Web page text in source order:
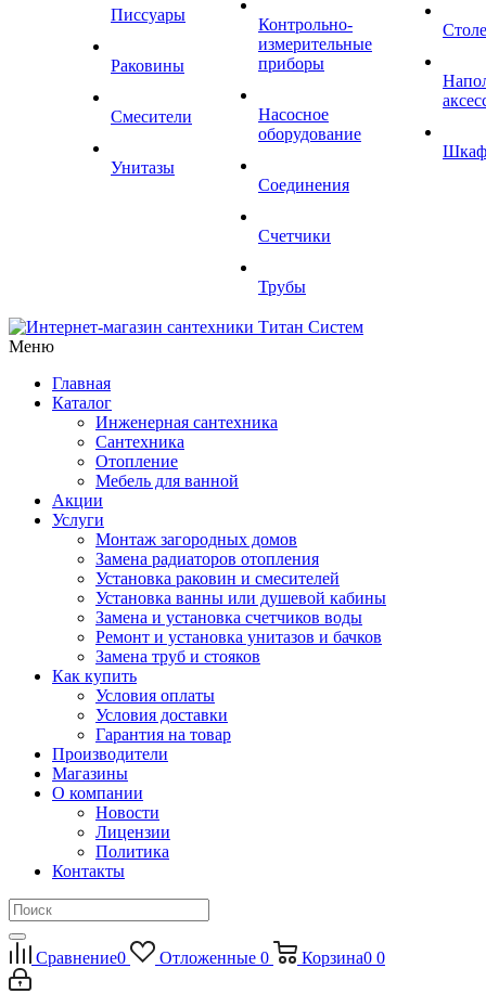
Писсуары
Раковины
Смесители
Унитазы
Контрольно-
измерительные
приборы
Насосное
оборудование
Соединения
Счетчики
Трубы
Меню
Главная
Каталог
Инженерная сантехника
Сантехника
Отопление
Мебель для ванной
Акции
Услуги
Монтаж загородных домов
Замена радиаторов отопления
Установка раковин и смесителей
Установка ванны или душевой кабины
Замена и установка счетчиков воды
Ремонт и установка унитазов и бачков
Замена труб и стояков
Как купить
Условия оплаты
Условия доставки
Гарантия на товар
Производители
Магазины
О компании
Новости
Лицензии
Политика
Контакты
Сравнение0 Отложенные 0 Корзина0 0